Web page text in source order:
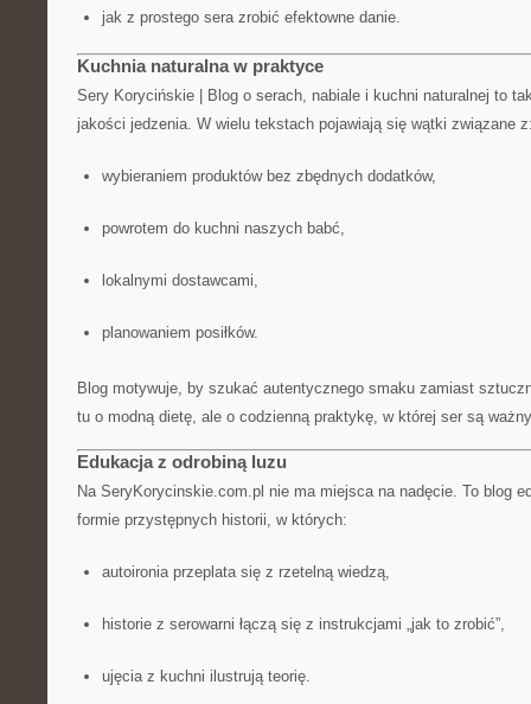
jak z prostego sera zrobić efektowne danie.
Kuchnia naturalna w praktyce
Sery Korycińskie | Blog o serach, nabiale i kuchni naturalnej to
jakości jedzenia. W wielu tekstach pojawiają się wątki związane
wybieraniem produktów bez zbędnych dodatków,
powrotem do kuchni naszych babć,
lokalnymi dostawcami,
planowaniem posiłków.
Blog motywuje, by szukać autentycznego smaku zamiast
tu o modną dietę, ale o codzienną praktykę, w której ser są
Edukacja z odrobiną luzu
Na SeryKorycinskie.com.pl nie ma miejsca na nadęcie. To blog
formie przystępnych historii, w których:
autoironia przeplata się z rzetelną wiedzą,
historie z serowarni łączą się z instrukcjami „jak to zrobić”,
ujęcia z kuchni ilustrują teorię.